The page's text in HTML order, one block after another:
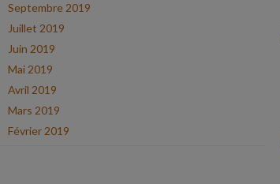
Septembre 2019
Juillet 2019
Juin 2019
Mai 2019
Avril 2019
Mars 2019
Février 2019